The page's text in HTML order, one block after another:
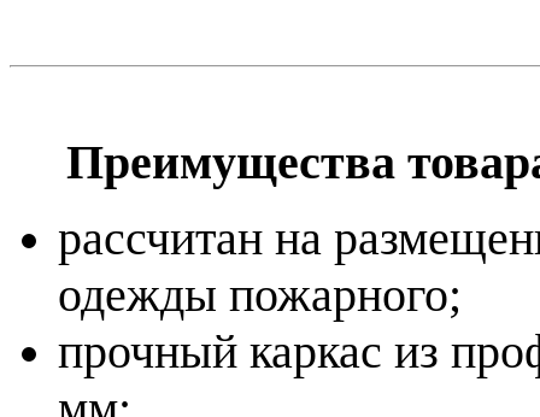
Преимущества
рассчитан на
одежды пожарного;
прочный каркас из